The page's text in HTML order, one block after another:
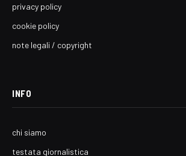
privacy policy
cookie policy
note legali / copyright
INFO
chi siamo
testata giornalistica